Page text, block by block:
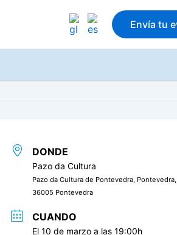
Envía tu
DONDE
Pazo da Cultura
Pazo da Cultura de Pontevedra, Pontevedra,
36005 Pontevedra
CUANDO
El 10 de marzo a las 19:00h